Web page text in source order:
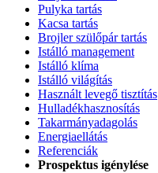
Pulyka tartás
Kacsa tartás
Brojler szülőpár tartás
Istálló management
Istálló klíma
Istálló világítás
Használt levegő tisztítás
Hulladékhasznosítás
Takarmányadagolás
Energiaellátás
Referenciák
Prospektus igénylése